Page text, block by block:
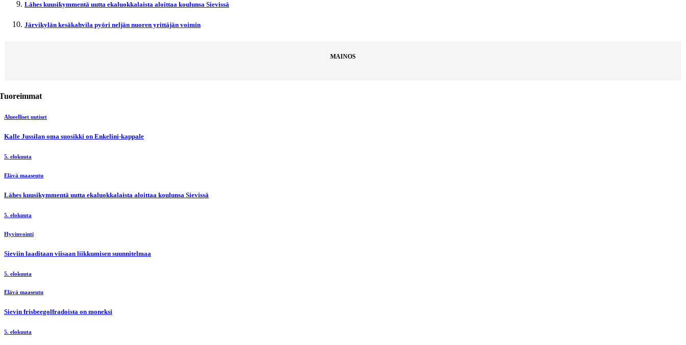
Lähes kuusikymmentä uutta ekaluokkalaista aloittaa koulunsa Sievissä
Järvikylän kesäkahvila pyöri neljän nuoren yrittäjän voimin
MAINOS
Alueelliset uutiset
Kalle Jussilan oma suosikki on Enkelini-kappale
5. elokuuta
Elävä maaseutu
Lähes kuusikymmentä uutta ekaluokkalaista aloittaa koulunsa Sievissä
5. elokuuta
Hyvinvointi
Sieviin laaditaan viisaan liikkumisen suunnitelmaa
5. elokuuta
Elävä maaseutu
Sievin frisbeegolfradoista on moneksi
5. elokuuta